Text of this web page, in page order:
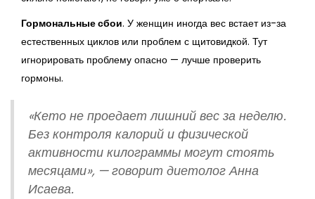
Гормональные сбои. У женщин иногда вес встает из-за
естественных циклов или проблем с щитовидкой. Тут
игнорировать проблему опасно — лучше проверить
гормоны.
«Кето не проедает лишний вес за неделю.
Без контроля калорий и физической
активности килограммы могут стоять
месяцами», — говорит диетолог Анна
Исаева.